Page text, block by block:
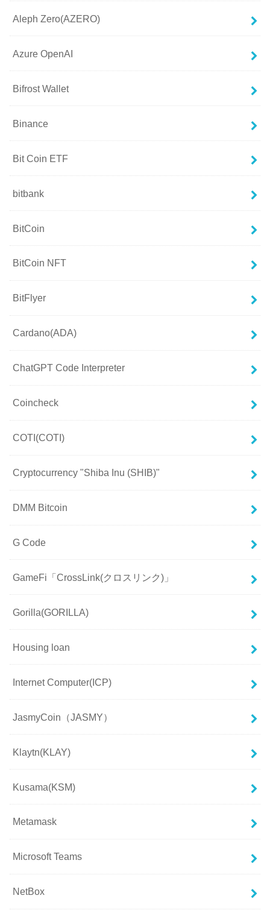
Aleph Zero(AZERO)
Azure OpenAI
Bifrost Wallet
Binance
Bit Coin ETF
bitbank
BitCoin
BitCoin NFT
BitFlyer
Cardano(ADA)
ChatGPT Code Interpreter
Coincheck
COTI(COTI)
Cryptocurrency "Shiba Inu (SHIB)"
DMM Bitcoin
G Code
GameFi「CrossLink(クロスリンク)」
Gorilla(GORILLA)
Housing loan
Internet Computer(ICP)
JasmyCoin（JASMY）
Klaytn(KLAY)
Kusama(KSM)
Metamask
Microsoft Teams
NetBox